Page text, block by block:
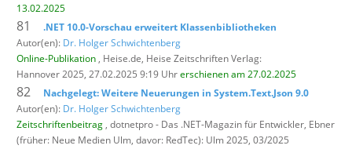
13.02.2025
81
.NET 10.0-Vorschau erweitert Klassenbibliotheken
Autor(en): Dr. Holger Schwichtenberg
Online-Publikation , Heise.de, Heise Zeitschriften Verlag:
Hannover 2025, 27.02.2025 9:19 Uhrerschienen am 27.02.2025
82
Nachgelegt: Weitere Neuerungen in System.Text.Json 9.0
Autor(en): Dr. Holger Schwichtenberg
Zeitschriftenbeitrag , dotnetpro - Das .NET-Magazin für Entwickler, Ebner
(früher: Neue Medien Ulm, davor: RedTec): Ulm 2025, 03/2025